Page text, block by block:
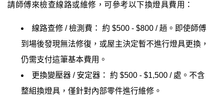
請師傅來檢查線路或維修，可參考以下換燈具費用：
線路查修 / 檢測費： 約 $500 - $800 / 趟。即使師傅
到場後發現無法修復，或屋主決定暫不進行燈具更換，
仍需支付這筆基本費用。
更換變壓器 / 安定器： 約 $500 - $1,500 / 處。不含
整組換燈具，僅針對內部零件進行維修。